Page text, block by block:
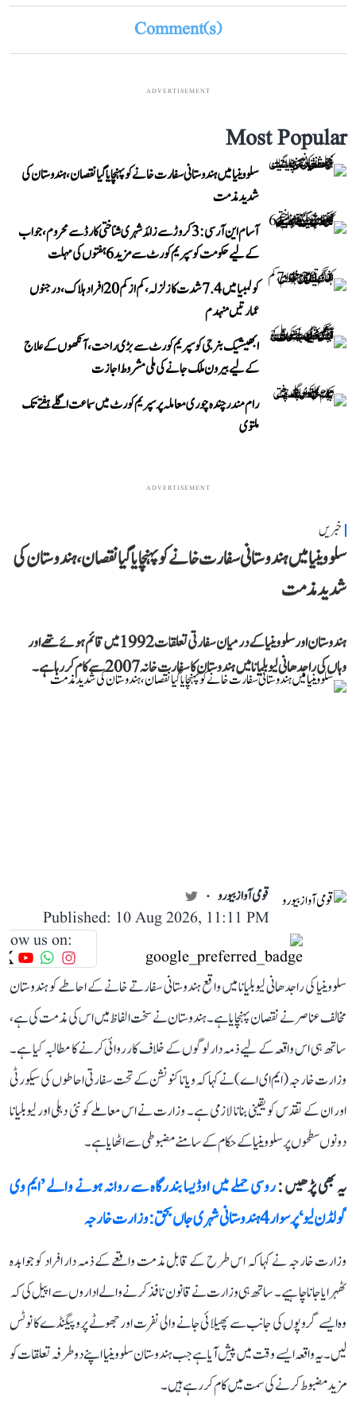
Comment(s)
ADVERTISEMENT
Most Popular
سلووینیا میں ہندوستانی سفارت خانے کو پہنچایا گیا نقصان، ہندوستان کی
شدید مذمت
آسام این آر سی: 3 کروڑ سے زائد شہری شناختی کارڈ سے محروم، جواب
کے لیے حکومت کو سپریم کورٹ سے مزید 6 ہفتوں کی مہلت
کولمبیا میں 7.4 شدت کا زلزلہ، کم از کم 20 افراد ہلاک، درجنوں
عمارتیں منہدم
ابھیشیک بنرجی کو سپریم کورٹ سے بڑی راحت، آنکھوں کے علاج
کے لیے بیرون ملک جانے کی ملی مشروط اجازت
رام مندر چندہ چوری معاملہ پر سپریم کورٹ میں سماعت اگلے ہفتے تک
ملتوی
ADVERTISEMENT
خبریں
سلووینیا میں ہندوستانی سفارت خانے کو پہنچایا گیا نقصان، ہندوستان کی
شدید مذمت
ہندوستان اور سلووینیا کے درمیان سفارتی تعلقات 1992 میں قائم ہوئے تھے اور
وہاں کی راجدھانی لیوبلیانا میں ہندوستان کا سفارت خانہ 2007 سے کام کر رہا ہے۔
قومی آواز بیورو
Published: 10 Aug 2026, 11:11 PM
us on:
سلووینیا کی راجدھانی لیوبلیانا میں واقع ہندوستانی سفارتے خانے کے احاطے کو ہندوستان
مخالف عناصر نے نقصان پہنچایا ہے۔ ہندوستان نے سخت الفاظ میں اس کی مذمت کی ہے،
ساتھ ہی اس واقعہ کے لیے ذمہ دار لوگوں کے خلاف کارروائی کرنے کا مطالبہ کیا ہے۔
وزارت خارجہ (ایم ای اے) نے کہا کہ ویانا کنونشن کے تحت سفارتی احاطوں کی سیکورٹی
اور ان کے تقدس کو یقینی بنانا لازمی ہے۔ وزارت نے اس معاملے کو نئی دہلی اور لیوبلیانا
دونوں سطحوں پر سلووینیا کے حکام کے سامنے مضبوطی سے اٹھایا ہے۔
یہ بھی پڑھیں :روسی حملے میں اوڈیسا بندرگاہ سے روانہ ہونے والے ’ایم وی
گولڈن لیو‘ پر سوار 4 ہندوستانی شہری جاں بحق: وزارت خارجہ
وزارت خارجہ نے کہا کہ اس طرح کے قابل مذمت واقعے کے ذمہ دار افراد کو جوابدہ
ٹھہرایا جانا چاہیے۔ ساتھ ہی وزارت نے قانون نافذ کرنے والے اداروں سے اپیل کی کہ
وہ ایسے گروپوں کی جانب سے پھیلائی جانے والی نفرت اور جھوٹے پروپیگنڈے کا نوٹس
لیں۔ یہ واقعہ ایسے وقت میں پیش آیا ہے جب ہندوستان سلووینیا اپنے دوطرفہ تعلقات کو
مزید مضبوط کرنے کی سمت میں کام کر رہے ہیں۔